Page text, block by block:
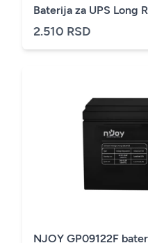
Baterija za UPS Long
2.510 RSD
NJOY GP09122F